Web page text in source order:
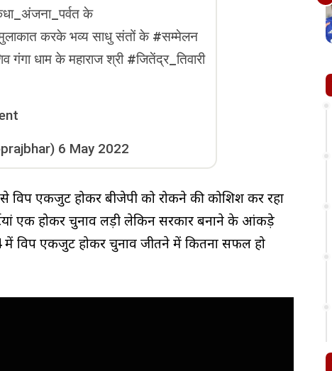
के
मुलाकात करके भव्य साधु संतों के #सम्मेलन
धाम के महाराज श्री #जितेंद्र_तिवारी
6 May 2022
एकजुट होकर बीजेपी को रोकने की कोशिश कर रहा
एक होकर चुनाव लड़ी लेकिन सरकार बनाने के आंकड़े
विपक्ष एकजुट होकर चुनाव जीतने में कितना सफल हो